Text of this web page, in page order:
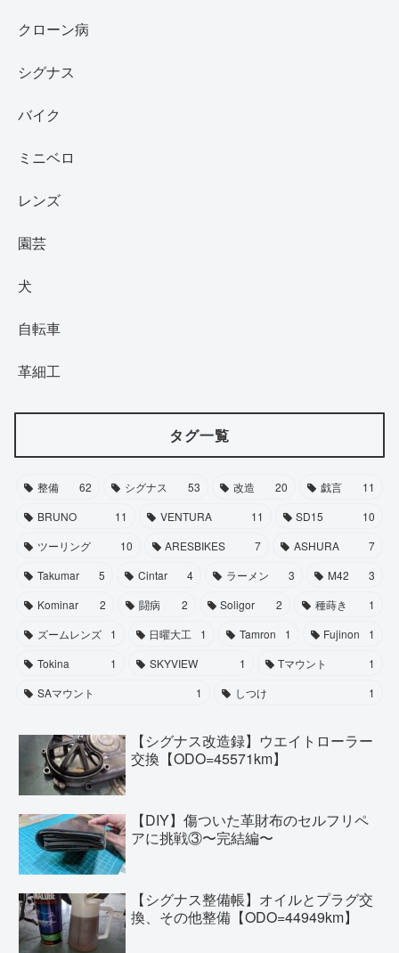
クローン病
シグナス
バイク
ミニベロ
レンズ
園芸
犬
自転車
革細工
タグ一覧
整備 62 シグナス 53 改造 20 戯言
11
BRUNO
11 VENTURA 11 SD15
10
ツーリング
10 ARESBIKES 7 ASHURA
7
Takumar
5 Cintar 4 ラーメン 3 M42
3
Kominar
2 闘病 2 Soligor 2 種蒔き
1
ズームレンズ
1 日曜大工 1 Tamron 1 Fujinon
1
Tokina
1 SKYVIEW 1 Tマウント
1
SAマウント
1 しつけ 1
【シグナス改造録】ウエイトローラー
交換【ODO=45571km】
【DIY】傷ついた革財布のセルフリペ
アに挑戦③〜完結編〜
【シグナス整備帳】オイルとプラグ交
換、その他整備【ODO=44949km】